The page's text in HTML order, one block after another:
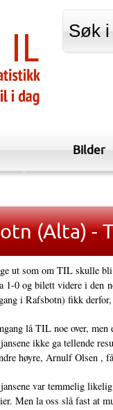
Bilder
(Alta) -
ut som om TIL skulle
1-0 og bilett videre i den
i Rafsbotn) fikk
lå TIL noe over,
ikke ga tellende
høyre, Arnulf Olsen ,
var temmelig
Men la oss slå fast at